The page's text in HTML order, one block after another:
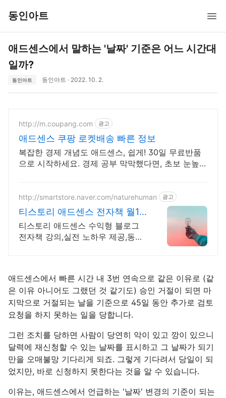
동인아트
애드센스에서 말하는 '날짜' 기준은 어느 시간대
일까?
동인아트 동인아트 · 2022. 10. 2.
http://m.coupang.com 광고
애드센스 쿠팡 로켓배송 빠른 정보
복잡한 경제 개념도 애드센스, 쉽게! 30일 무료반품
으로 시작하세요. 경제 공부 막막했다면, 초보 눈높이
http://smartstore.naver.com/naturehuman 광고
티스토리 애드센스 전자책 월10
0만원 고정 수익발생!
티스토리 애드센스 수익형 블로그
전자책 강의,실전 노하우 제공,동영
애드센스에서 빠른 시간 내 3번 연속으로 같은 이유로 (같
은 이유 아니어도 그랬던 것 같기도) 승인 거절이 되면 마
지막으로 거절되는 날을 기준으로 45일 동안 추가로 검토
요청을 하지 못하는 일을 당합니다.
그런 조치를 당하면 사람이 당연히 악이 있고 깡이 있으니
달력에 재신청할 수 있는 날짜를 표시하고 그 날짜가 되기
만을 오매불망 기다리게 되죠. 그렇게 기다려서 당일이 되
었지만, 바로 신청하지 못한다는 것을 알 수 있습니다.
이유는, 애드센스에서 언급하는 '날짜' 변경의 기준이 되는